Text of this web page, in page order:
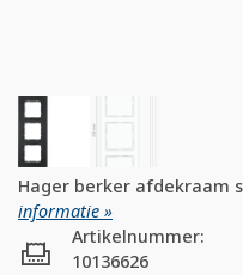
Hager berker afdekraam
informatie »
Artikelnummer:
10136626